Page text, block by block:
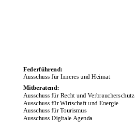
Federführend:
Ausschuss für Inneres und Heimat
Mitberatend:
Ausschuss für Recht und Verbraucherschutz
Ausschuss für Wirtschaft und Energie
Ausschuss für Tourismus
Ausschuss Digitale Agenda